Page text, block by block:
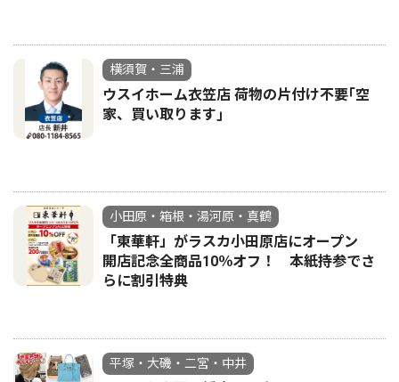
横須賀・三浦
ウスイホーム衣笠店 荷物の片付け不要｢空
家、買い取ります｣
小田原・箱根・湯河原・真鶴
「東華軒」がラスカ小田原店にオープン
開店記念全商品10％オフ！ 本紙持参でさ
らに割引特典
平塚・大磯・二宮・中井